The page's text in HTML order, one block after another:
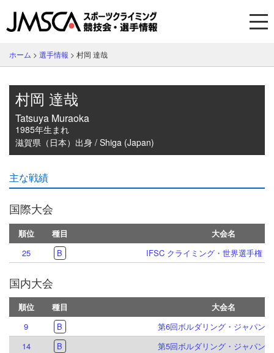
ホーム > 選手情報 > 村岡 達哉
村岡 達哉
Tatsuya Muraoka
1985年生まれ
滋賀県（日本）出身 / Shiga (Japan)
主な戦績
国際大会
順位 種目
大会名
25
B IFSC クライミング・世界選手権
国内大会
順位 種目
大会名
9
B
第6回ボルダリング・ジャパン
14
B
第5回ボルダリング・ジャパン